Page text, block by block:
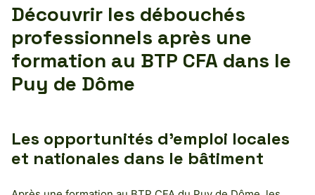
Découvrir les débouchés
professionnels après une
formation au BTP CFA dans le
Puy de Dôme
Les opportunités d’emploi locales
et nationales dans le bâtiment